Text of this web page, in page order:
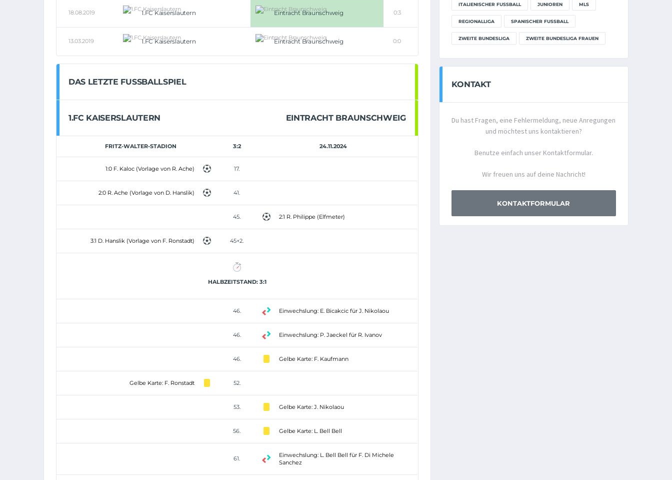
18.08.2019 1.FC Kaiserslautern Eintracht Braunschweig 0:3
13.03.2019 1.FC Kaiserslautern Eintracht Braunschweig 0:0
DAS LETZTE FUSSBALLSPIEL
1.FC KAISERSLAUTERN EINTRACHT BRAUNSCHWEIG
FRITZ-WALTER-STADION 3:2 24.11.2024
1:0 F. Kaloc (Vorlage von R. Ache) 17.
2:0 R. Ache (Vorlage von D. Hanslik) 41.
45. 2:1 R. Philippe (Elfmeter)
3:1 D. Hanslik (Vorlage von F. Ronstadt) 45+2.
HALBZEITSTAND: 3:1
46. Einwechslung: E. Bicakcic für J. Nikolaou
46. Einwechslung: P. Jaeckel für R. Ivanov
46. Gelbe Karte: F. Kaufmann
Gelbe Karte: F. Ronstadt 52.
53. Gelbe Karte: J. Nikolaou
56. Gelbe Karte: L. Bell Bell
61.
Einwechslung: L. Bell Bell für F. Di Michele
Sanchez
ITALIENISCHER FUSSBALL JUNIOREN MLS
REGIONALLIGA SPANISCHER FUSSBALL
ZWEITE BUNDESLIGA ZWEITE BUNDESLIGA FRAUEN
KONTAKT
Du hast Fragen, eine Fehlermeldung, neue Anregungen
und möchtest uns kontaktieren?
Benutze einfach unser Kontaktformular.
Wir freuen uns auf deine Nachricht!
KONTAKTFORMULAR